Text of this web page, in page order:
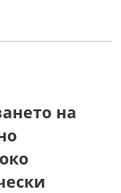
на